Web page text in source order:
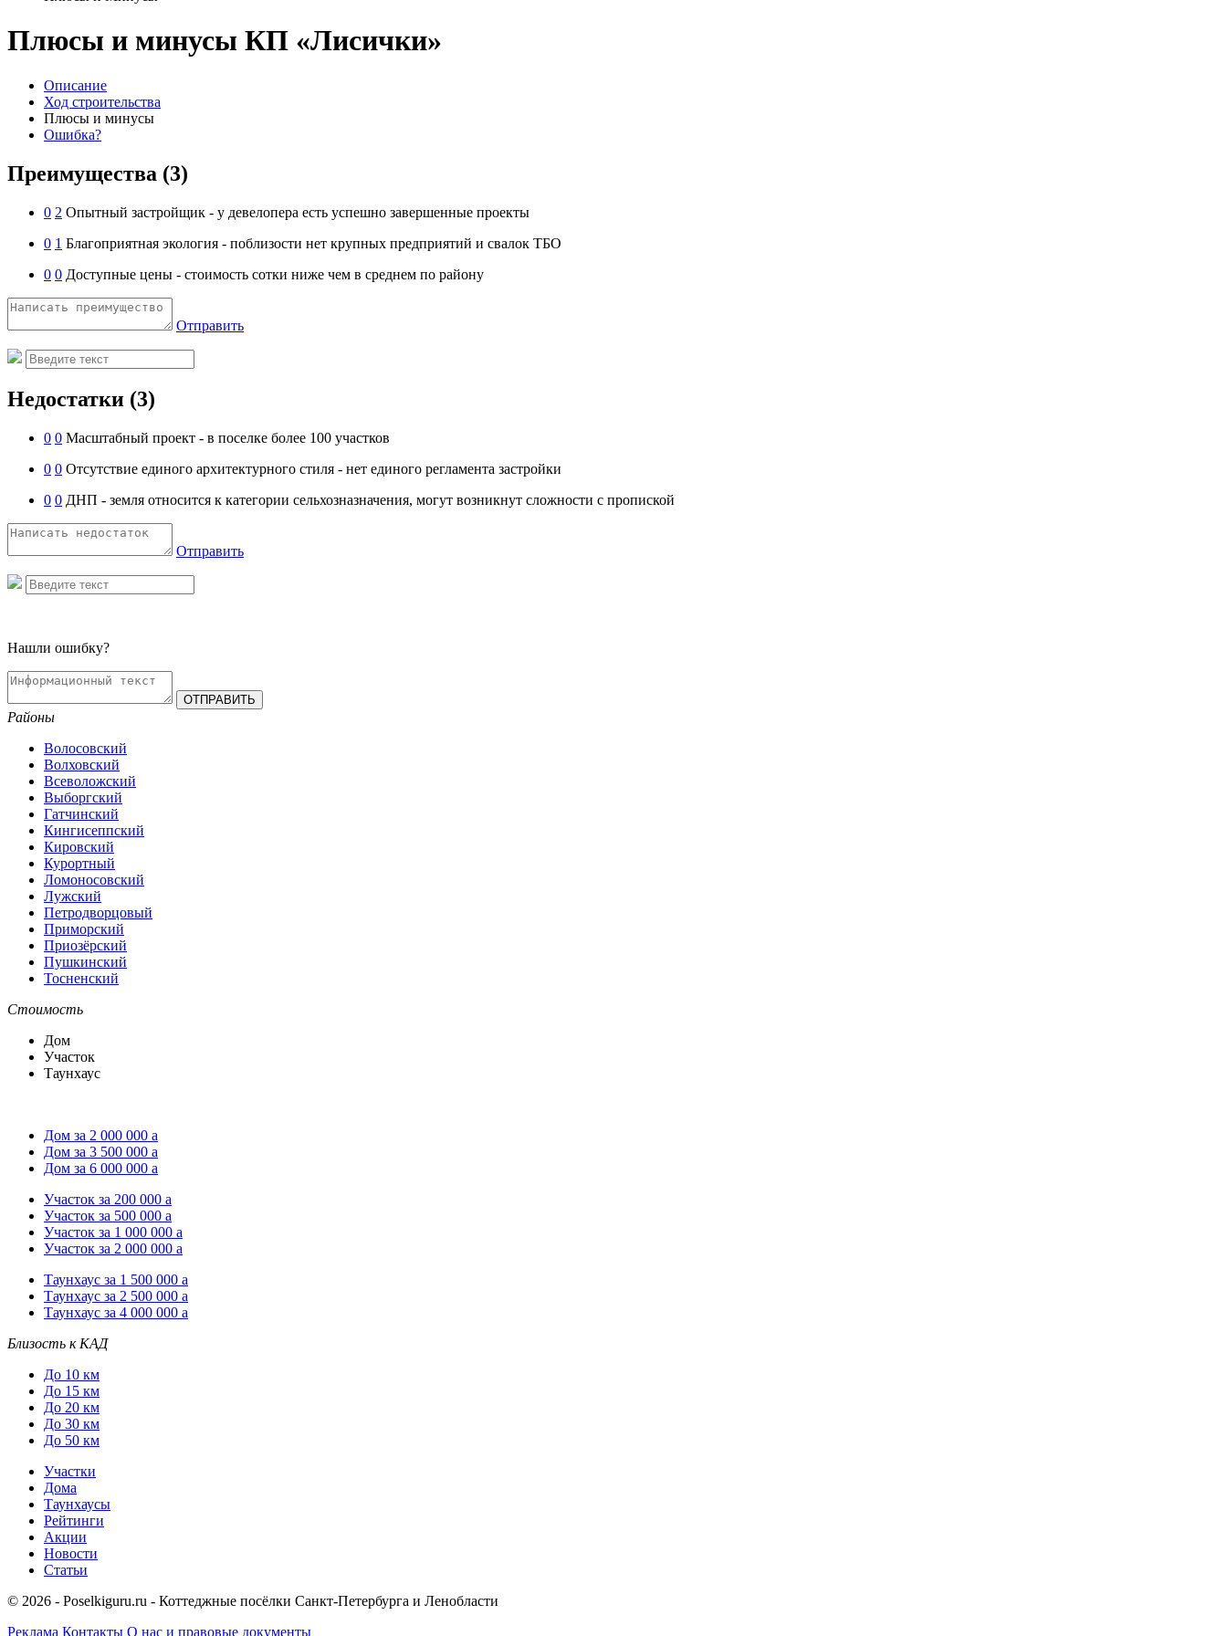
Плюсы и минусы КП «Лисички»
Описание
Ход строительства
Плюсы и минусы
Ошибка?
Преимущества (3)
0 2 Опытный застройщик - у девелопера есть успешно завершенные проекты
0 1 Благоприятная экология - поблизости нет крупных предприятий и свалок ТБО
0 0 Доступные цены - стоимость сотки ниже чем в среднем по району
Отправить
Недостатки (3)
0 0 Масштабный проект - в поселке более 100 участков
0 0 Отсутствие единого архитектурного стиля - нет единого регламента застройки
0 0 ДНП - земля относится к категории сельхозназначения, могут возникнут сложности с пропиской
Отправить
Нашли ошибку?
Районы
Волосовский
Волховский
Всеволожский
Выборгский
Гатчинский
Кингисеппский
Кировский
Курортный
Ломоносовский
Лужский
Петродворцовый
Приморский
Приозёрский
Пушкинский
Тосненский
Стоимость
Дом
Участок
Таунхаус
Дом за 2 000 000 a
Дом за 3 500 000 a
Дом за 6 000 000 a
Участок за 200 000 a
Участок за 500 000 a
Участок за 1 000 000 a
Участок за 2 000 000 a
Таунхаус за 1 500 000 a
Таунхаус за 2 500 000 a
Таунхаус за 4 000 000 a
Близость к КАД
До 10 км
До 15 км
До 20 км
До 30 км
До 50 км
Участки
Дома
Таунхаусы
Рейтинги
Акции
Новости
Статьи
© 2026 - Poselkiguru.ru - Коттеджные посёлки Санкт-Петербурга и Ленобласти
Реклама Контакты О нас и правовые документы